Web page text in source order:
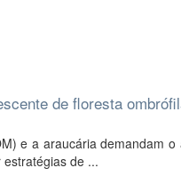
de floresta
e a araucária demandam o
de ...